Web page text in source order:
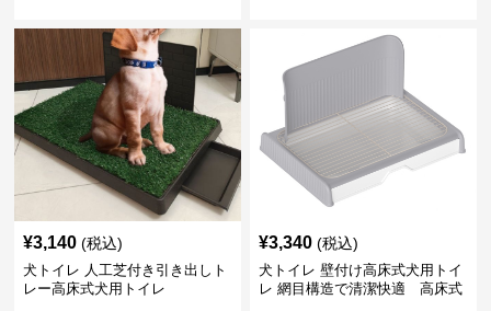
¥3,140 (税込)
犬トイレ 人工芝付き引き出しト
レー高床式犬用トイレ
¥3,340 (税込)
犬トイレ 壁付け高床式犬用トイ
レ 網目構造で清潔快適 高床式